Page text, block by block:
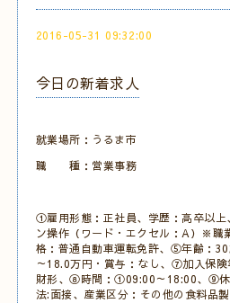
2016-05-31 09:32:00
今日の新着求人
就業場所：うるま市
職 種：営業事務
①雇用形態：正社員、学歴：高卒以
ン操作（ワード・エクセル：A）※職
格：普通自動車運転免許、⑤年齢：
～18.0万円・賞与：なし、⑦加入保険
財形、⑧時間：①09:00～18:00、⑨
法:面接、産業区分：その他の食料品